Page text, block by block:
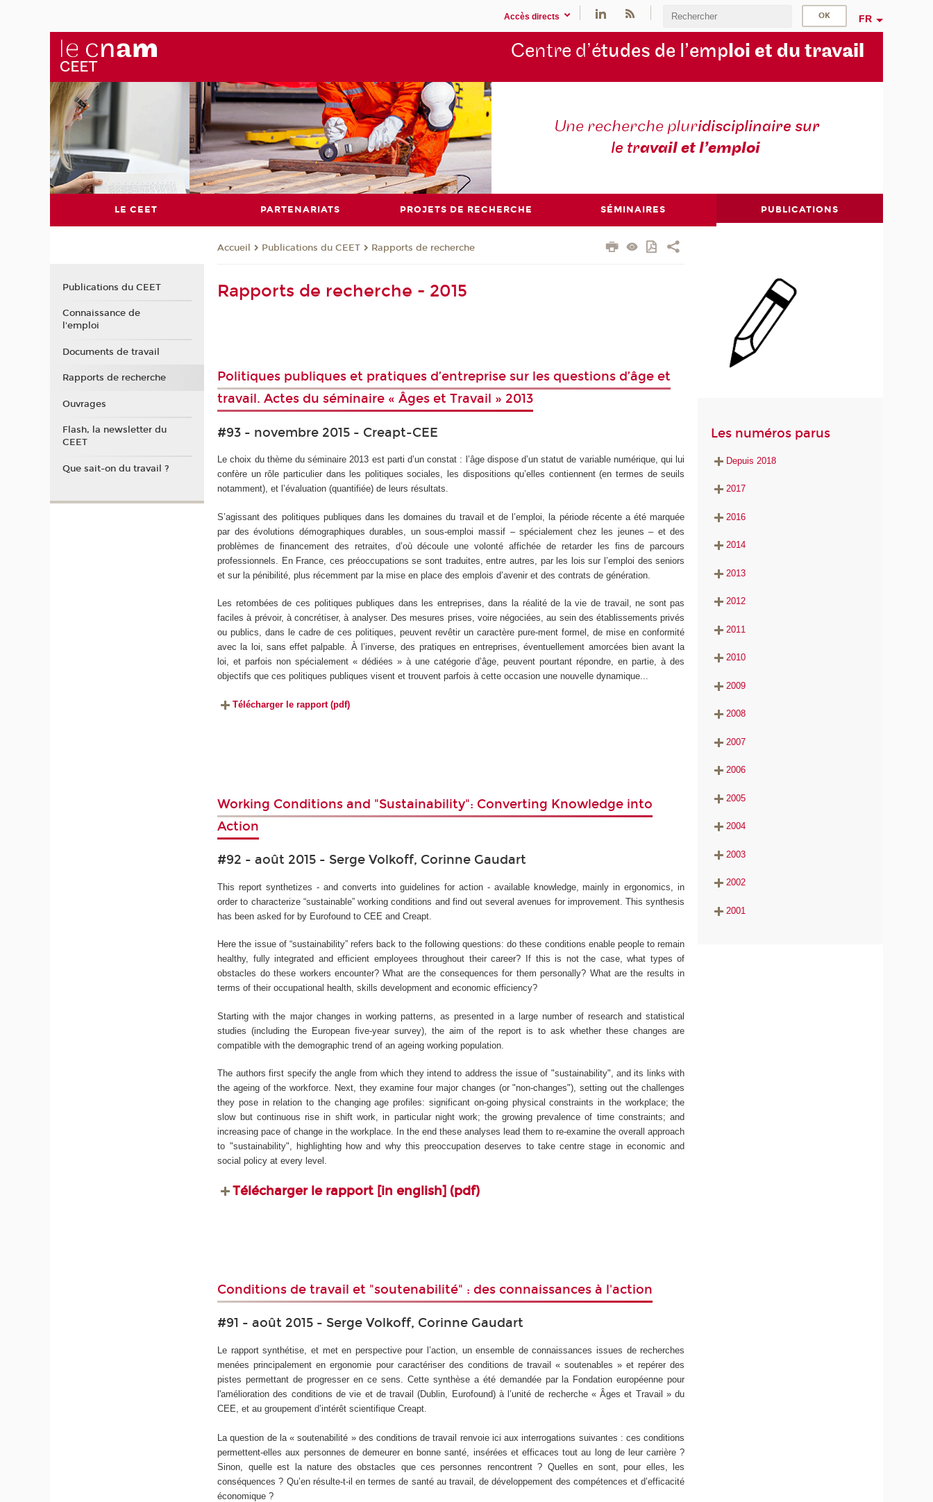
Accès directs FR
Centre d’études de l’emploi et du travail
Une recherche pluridisciplinaire sur
le travail et l’emploi
LE CEET PARTENARIATS PROJETS DE RECHERCHE SÉMINAIRES PUBLICATIONS
Accueil Publications du CEET Rapports de recherche
Rapports de recherche - 2015
Politiques publiques et pratiques d’entreprise sur les questions d’âge et
travail. Actes du séminaire « Âges et Travail » 2013
#93 - novembre 2015 - Creapt-CEE
Le choix du thème du séminaire 2013 est parti d’un constat : l’âge dispose d’un statut de variable numérique, qui lui
confère un rôle particulier dans les politiques sociales, les dispositions qu’elles contiennent (en termes de seuils
notamment), et l’évaluation (quantifiée) de leurs résultats.
S’agissant des politiques publiques dans les domaines du travail et de l’emploi, la période récente a été marquée
par des évolutions démographiques durables, un sous-emploi massif ‒ spécialement chez les jeunes – et des
problèmes de financement des retraites, d’où découle une volonté affichée de retarder les fins de parcours
professionnels. En France, ces préoccupations se sont traduites, entre autres, par les lois sur l’emploi des seniors
et sur la pénibilité, plus récemment par la mise en place des emplois d’avenir et des contrats de génération.
Les retombées de ces politiques publiques dans les entreprises, dans la réalité de la vie de travail, ne sont pas
faciles à prévoir, à concrétiser, à analyser. Des mesures prises, voire négociées, au sein des établissements privés
ou publics, dans le cadre de ces politiques, peuvent revêtir un caractère pure-ment formel, de mise en conformité
avec la loi, sans effet palpable. À l’inverse, des pratiques en entreprises, éventuellement amorcées bien avant la
loi, et parfois non spécialement « dédiées » à une catégorie d’âge, peuvent pourtant répondre, en partie, à des
objectifs que ces politiques publiques visent et trouvent parfois à cette occasion une nouvelle dynamique...
Télécharger le rapport (pdf)
Working Conditions and "Sustainability": Converting Knowledge into
Action
#92 - août 2015 - Serge Volkoff, Corinne Gaudart
This report synthetizes - and converts into guidelines for action - available knowledge, mainly in ergonomics, in
order to characterize “sustainable” working conditions and find out several avenues for improvement. This synthesis
has been asked for by Eurofound to CEE and Creapt.
Here the issue of “sustainability” refers back to the following questions: do these conditions enable people to remain
healthy, fully integrated and efficient employees throughout their career? If this is not the case, what types of
obstacles do these workers encounter? What are the consequences for them personally? What are the results in
terms of their occupational health, skills development and economic efficiency?
Starting with the major changes in working patterns, as presented in a large number of research and statistical
studies (including the European five-year survey), the aim of the report is to ask whether these changes are
compatible with the demographic trend of an ageing working population.
The authors first specify the angle from which they intend to address the issue of "sustainability", and its links with
the ageing of the workforce. Next, they examine four major changes (or "non-changes"), setting out the challenges
they pose in relation to the changing age profiles: significant on-going physical constraints in the workplace; the
slow but continuous rise in shift work, in particular night work; the growing prevalence of time constraints; and
increasing pace of change in the workplace. In the end these analyses lead them to re-examine the overall approach
to "sustainability", highlighting how and why this preoccupation deserves to take centre stage in economic and
social policy at every level.
Télécharger le rapport [in english] (pdf)
Conditions de travail et "soutenabilité" : des connaissances à l'action
#91 - août 2015 - Serge Volkoff, Corinne Gaudart
Le rapport synthétise, et met en perspective pour l’action, un ensemble de connaissances issues de recherches
menées principalement en ergonomie pour caractériser des conditions de travail « soutenables » et repérer des
pistes permettant de progresser en ce sens. Cette synthèse a été demandée par la Fondation européenne pour
l'amélioration des conditions de vie et de travail (Dublin, Eurofound) à l’unité de recherche « Âges et Travail » du
CEE, et au groupement d’intérêt scientifique Creapt.
La question de la « soutenabilité » des conditions de travail renvoie ici aux interrogations suivantes : ces conditions
permettent-elles aux personnes de demeurer en bonne santé, insérées et efficaces tout au long de leur carrière ?
Sinon, quelle est la nature des obstacles que ces personnes rencontrent ? Quelles en sont, pour elles, les
conséquences ? Qu’en résulte-t-il en termes de santé au travail, de développement des compétences et d’efficacité
économique ?
Les numéros parus
Depuis 2018
2017
2016
2014
2013
2012
2011
2010
2009
2008
2007
2006
2005
2004
2003
2002
2001
Publications du CEET
Connaissance de
l'emploi
Documents de travail
Rapports de recherche
Ouvrages
Flash, la newsletter du
CEET
Que sait-on du travail ?